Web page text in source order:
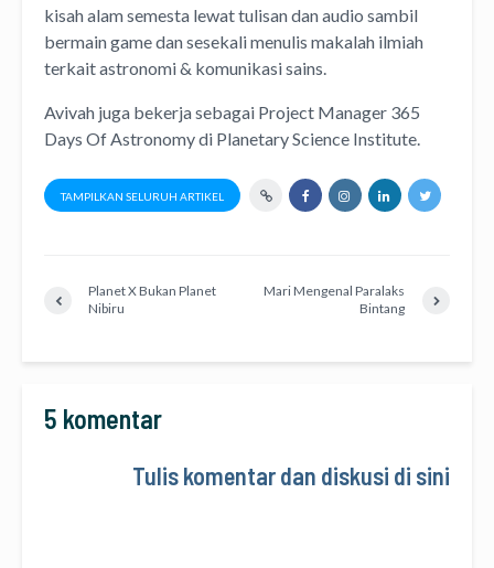
kisah alam semesta lewattulisandanaudio sambil
bermain game dan sesekali menulis makalah ilmiah
terkait astronomi & komunikasi sains.
Avivah juga bekerja sebagai Project Manager 365
Days Of Astronomydi Planetary Science Institute.
TAMPILKAN SELURUH ARTIKEL
Planet X Bukan Planet
Nibiru
Mari Mengenal Paralaks
Bintang
5 komentar
Tulis komentar dan diskusi di sini